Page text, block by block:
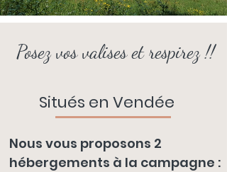
Posez vos valises et respirez !!
Situés en Vendée
Nous vous proposons 2
hébergements à la campagne :